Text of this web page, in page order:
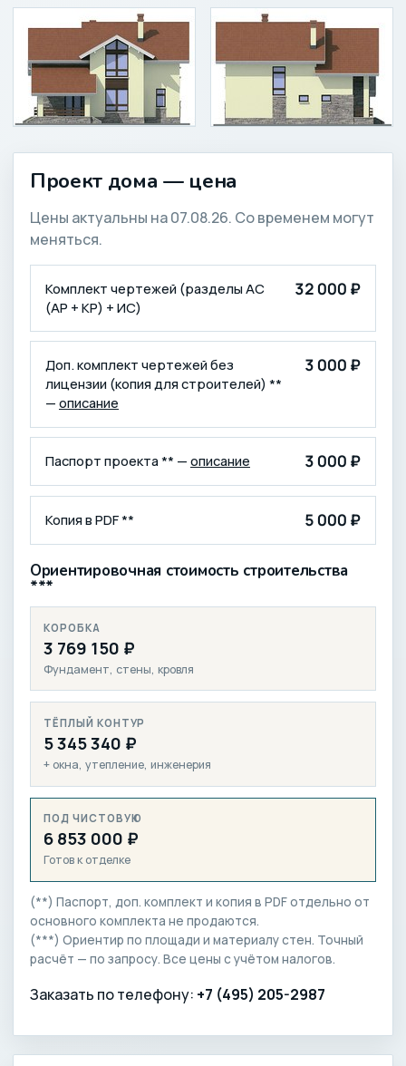
Проект дома — цена
Цены актуальны на 07.08.26. Со временем могут
меняться.
КОМПЛЕКТАЦИЯ
ЦЕНА (₽)
Комплект чертежей (разделы АС
(АР + КР) + ИС)
32 000 ₽
Доп. комплект чертежей без
лицензии (копия для строителей) **
— описание
3 000 ₽
Паспорт проекта ** — описание 3 000 ₽
Копия в PDF ** 5 000 ₽
Ориентировочная стоимость строительства
***
КОРОБКА
3 769 150 ₽
Фундамент, стены, кровля
ТЁПЛЫЙ КОНТУР
5 345 340 ₽
+ окна, утепление, инженерия
ПОД ЧИСТОВУЮ
6 853 000 ₽
Готов к отделке
(**) Паспорт, доп. комплект и копия в PDF отдельно от
основного комплекта не продаются.
(***) Ориентир по площади и материалу стен. Точный
расчёт — по запросу. Все цены с учётом налогов.
Заказать по телефону: +7 (495) 205-2987